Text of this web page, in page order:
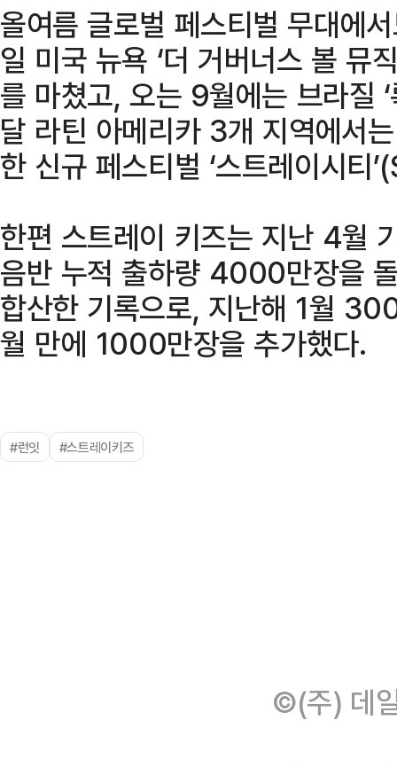
올여름 글로벌 페스티벌 무대에
일 미국 뉴욕 ‘더 거버너스 볼 뮤
를 마쳤고, 오는 9월에는 브라질
달 라틴 아메리카 3개 지역에서
한 신규 페스티벌 ‘스트레이시티
한편 스트레이 키즈는 지난 4월
음반 누적 출하량 4000만장을
합산한 기록으로, 지난해 1월
월 만에 1000만장을 추가했다.
#런잇 #스트레이키즈
©(주) 데